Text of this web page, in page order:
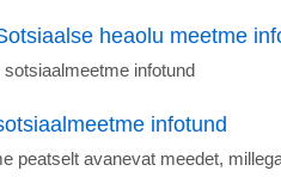
heaolu meetme
sotsiaalmeetme infotund
infotund
peatselt avanevat meedet,